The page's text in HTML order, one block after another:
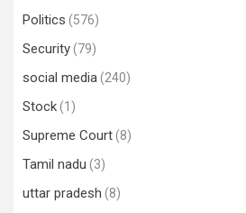
Politics (576)
Security(79)
social media(240)
Stock(1)
Supreme Court(8)
Tamil nadu (3)
uttar pradesh (8)